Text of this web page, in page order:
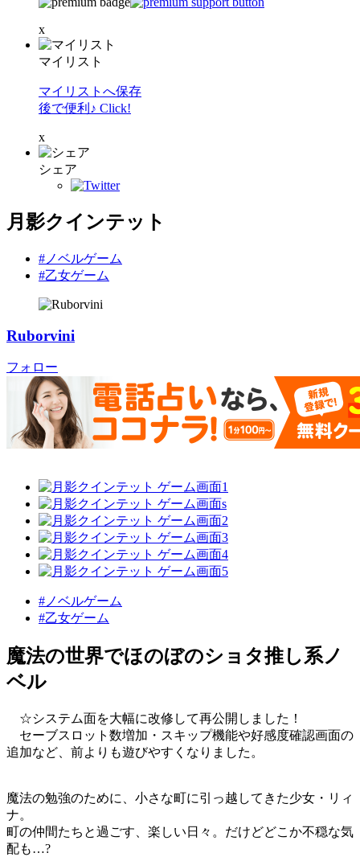
x
マイリスト
マイリストへ保存
後で便利♪ Click!
x
シェア
月影クインテット
#ノベルゲーム
#乙女ゲーム
Ruborvini
フォロー
#ノベルゲーム
#乙女ゲーム
魔法の世界でほのぼのショタ推し系ノ
ベル
☆システム面を大幅に改修して再公開しました！
セーブスロット数増加・スキップ機能や好感度確認画面の
追加など、前よりも遊びやすくなりました。
魔法の勉強のために、小さな町に引っ越してきた少女・リィ
ナ。
町の仲間たちと過ごす、楽しい日々。だけどどこか不穏な気
配も…?